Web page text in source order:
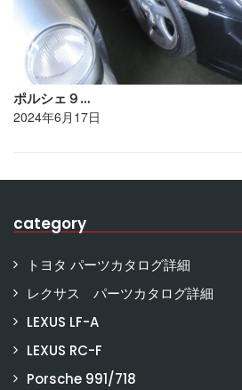
ポルシェ９…
2024年6月17日
category
トヨタ パーツカタログ詳細
レクサス パーツカタログ詳細
LEXUS LF-A
LEXUS RC-F
Porsche 991/718